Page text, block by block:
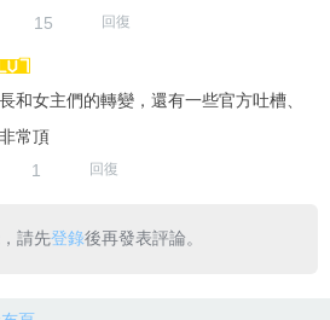
請先登錄後再發表評論。